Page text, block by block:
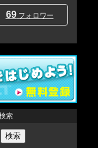
69フォロワー
索